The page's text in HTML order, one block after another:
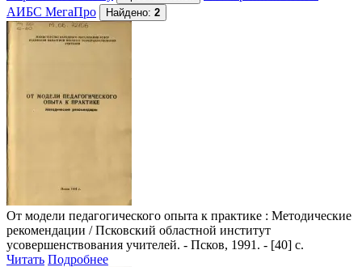
АИБС МегаПро
Найдено: 2
От модели педагогического опыта к практике : Методические
рекомендации / Псковский областной институт
усовершенствования учителей. - Псков, 1991. - [40] с.
Читать Подробнее